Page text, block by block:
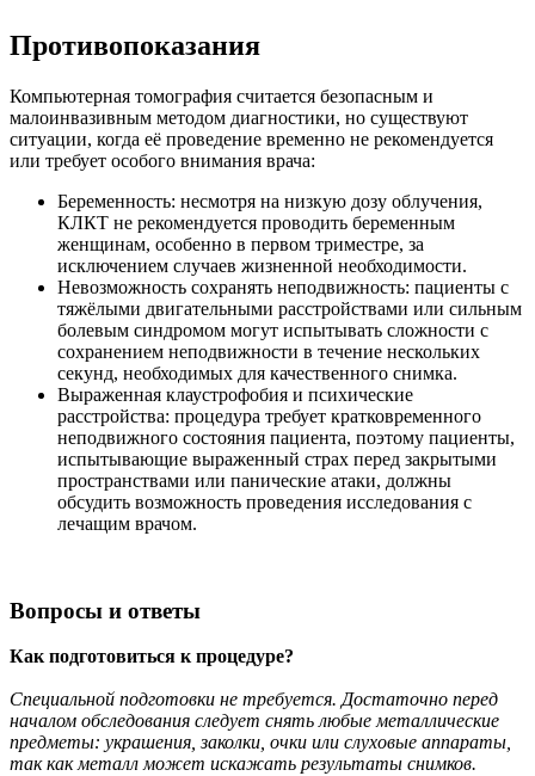
Противопоказания
Компьютерная томография считается безопасным и
малоинвазивным методом диагностики, но существуют
ситуации, когда её проведение временно не рекомендуется
или требует особого внимания врача:
Беременность: несмотря на низкую дозу облучения,
КЛКТ не рекомендуется проводить беременным
женщинам, особенно в первом триместре, за
исключением случаев жизненной необходимости.
Невозможность сохранять неподвижность: пациенты с
тяжёлыми двигательными расстройствами или сильным
болевым синдромом могут испытывать сложности с
сохранением неподвижности в течение нескольких
секунд, необходимых для качественного снимка.
Выраженная клаустрофобия и психические
расстройства: процедура требует кратковременного
неподвижного состояния пациента, поэтому пациенты,
испытывающие выраженный страх перед закрытыми
пространствами или панические атаки, должны
обсудить возможность проведения исследования с
лечащим врачом.
Вопросы и ответы
Как подготовиться к процедуре?
Специальной подготовки не требуется. Достаточно перед
началом обследования следует снять любые металлические
предметы: украшения, заколки, очки или слуховые аппараты,
так как металл может искажать результаты снимков.